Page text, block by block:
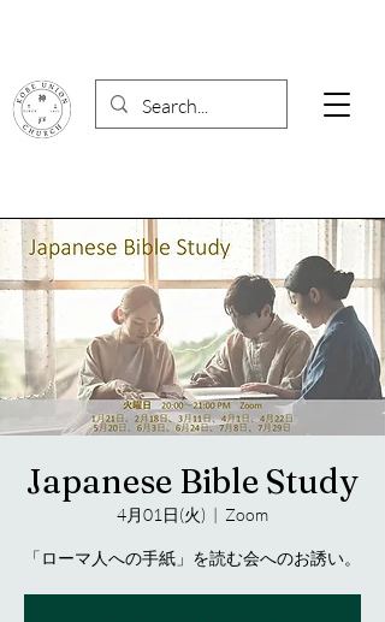
Japanese Bible Study
4月01日(火)
  |
Zoom
「ローマ人への手紙」を読む会へのお誘い。